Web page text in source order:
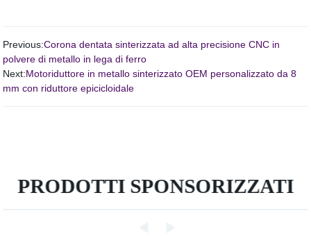
Previous:Corona dentata sinterizzata ad alta precisione CNC in
polvere di metallo in lega di ferro
Next:Motoriduttore in metallo sinterizzato OEM personalizzato da 8
mm con riduttore epicicloidale
PRODOTTI SPONSORIZZATI